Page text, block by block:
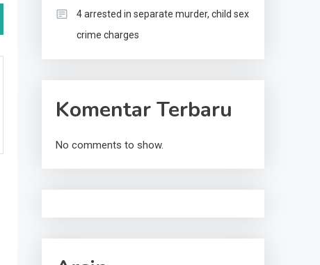
4 arrested in separate murder, child sex
crime charges
Komentar Terbaru
No comments to show.